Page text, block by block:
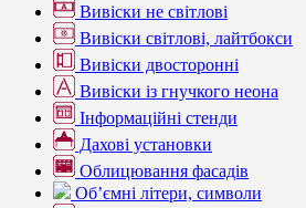
Вивіски не світлові
Вивіски світлові, лайтбокси
Вивіски двосторонні
Вивіски із гнучкого неона
Інформаційні стенди
Дахові установки
Облицювання фасадів
Об’ємні літери, символи